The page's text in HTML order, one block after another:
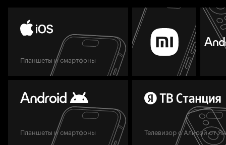
Планшеты и смартфоны
Планшеты и смартфоны Телевизор с Алисой от